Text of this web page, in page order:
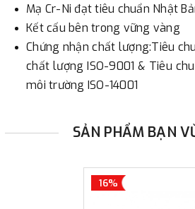
- Nếu địa điểm giao hàng khác với
hoặc với những đơn đặt hàng ngoài
Chúng tôi sẽ thu tiền trước 100%
chuyển theo cước phí tính trong
- Sau khi có thông tin xác thực đã
khách, chúng tôi sẽ thực hiện đơn
Mạ Cr-Ni đạt tiêu chuẩn Nhật
Kết cấu bên trong vững vàng
Chứng nhận chất lượng:Tiêu
chất lượng ISO-9001 & Tiêu
môi trường ISO-14001
SẢN PHẨM BẠN
16%